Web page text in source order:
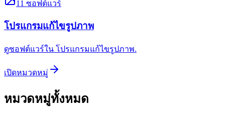
11 ซอฟต์แวร์
โปรแกรมแก้ไขรูปภาพ
ดูซอฟต์แวร์ใน โปรแกรมแก้ไขรูปภาพ.
เปิดหมวดหมู่
หมวดหมู่ทั้งหมด